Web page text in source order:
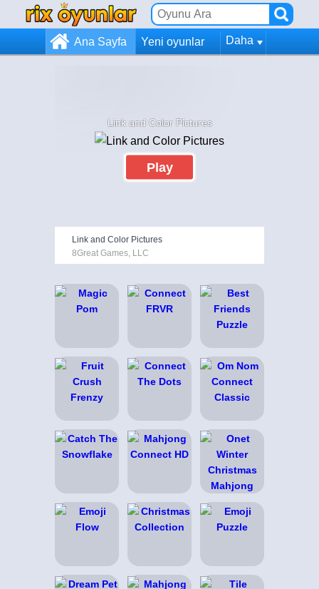
Ana Sayfa Yeni oyunlar Daha
Link and Color Pictures
Play
Link and Color Pictures
8Great Games, LLC